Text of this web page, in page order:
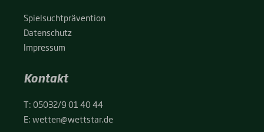
Spiel­sucht­prä­ven­ti­on
Daten­schutz
Impres­sum
Kontakt
T:05032/9 01 40 44
E:wetten@wettstar.de